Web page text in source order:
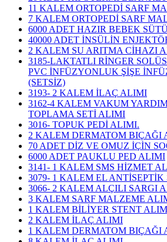
11 KALEM ORTOPEDİ SARF
7 KALEM ORTOPEDİ SARF
6000 ADET HAZIR BEBEK
40000 ADET İNSÜLİN
2 KALEM SU ARITMA CİHAZI
3185-LAKTATLI RİNGER
PVC İNFÜZYONLUK ŞİŞE
(SETSİZ)
3193- 2 KALEM İLAÇ ALIMI
3162-4 KALEM VAKUM
TOPLAMA SETİ ALIMI
3016- TOPUK PEDİ ALIMI.
2 KALEM DERMATOM BIÇAĞI
70 ADET DİZ VE OMUZ İÇİN
6000 ADET PAUKLU PED ALIMI
3141- 1 KALEM SMS HİZMET
3079- 1 KALEM EL
3066- 2 KALEM ALÇILI SARGI
3 KALEM SARF MALZEME
1 KALEM BİLİYER STENT
2 KALEM İLAÇ ALIMI
1 KALEM DERMATOM BIÇAĞI